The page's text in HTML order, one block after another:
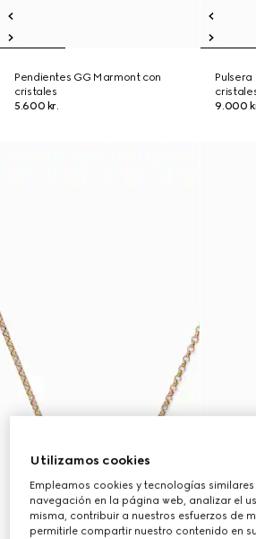
Pendientes GG Marmont con
cristales
5.600 kr.
9.000
Utilizamos cookies
Empleamos cookies y tecnologías
navegación en la página web, analizar el
misma, contribuir a nuestros esfuerzos de
permitirle compartir nuestro contenido en